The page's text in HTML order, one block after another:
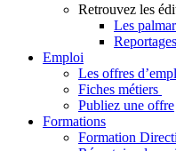
Retrouvez les
Les
Emploi
Les offres
Fiches métiers
Publiez une offre
Formations
Formation